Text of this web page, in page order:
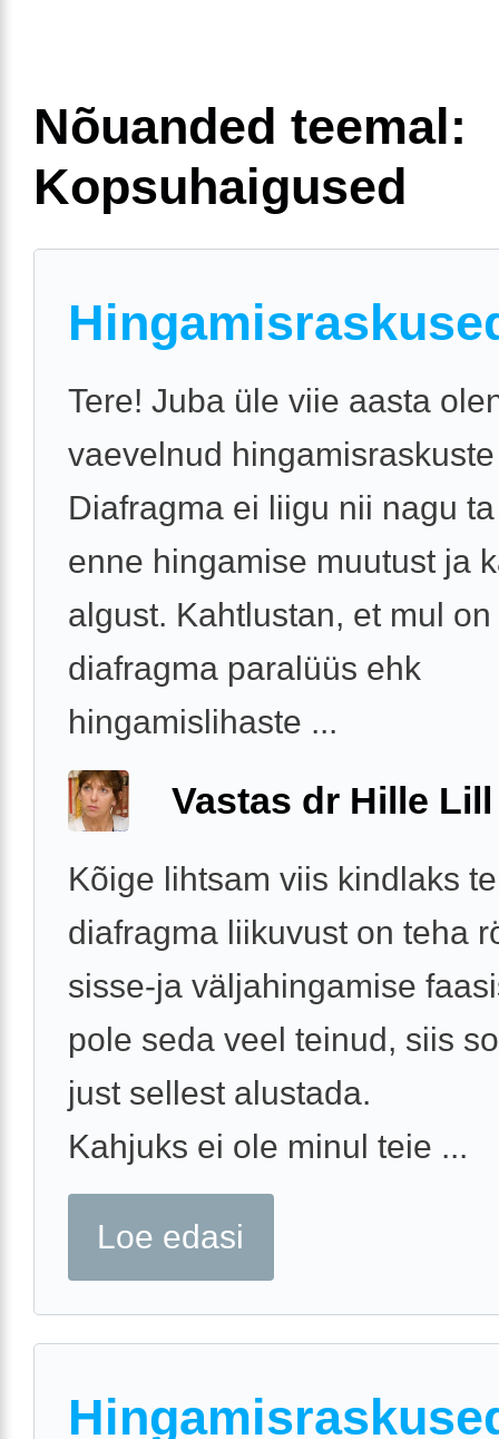
Nõuanded teemal:
Kopsuhaigused
Tere! Juba üle viie aasta
vaevelnud
Diafragma ei liigu nii nagu
enne hingamise muutust ja
algust. Kahtlustan, et mul on
diafragma paralüüs ehk
hingamislihaste ...
Vastas dr Hille Lill
Kõige lihtsam viis kindlaks
diafragma liikuvust on teha
sisse-ja väljahingamise
pole seda veel teinud, siis
just sellest alustada.
Kahjuks ei ole minul teie ...
Loe edasi